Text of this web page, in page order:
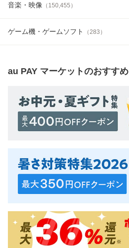
音楽・映像 （ 150,455 ）
ゲーム機・ゲームソフト （283 ）
au PAY マーケットのおすすめ